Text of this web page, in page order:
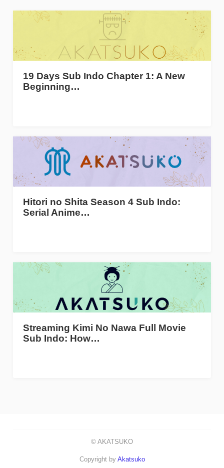
19 Days Sub Indo Chapter 1: A New
Beginning…
Hitori no Shita Season 4 Sub Indo:
Serial Anime…
Streaming Kimi No Nawa Full Movie
Sub Indo: How…
© AKATSUKO
Copyright by Akatsuko